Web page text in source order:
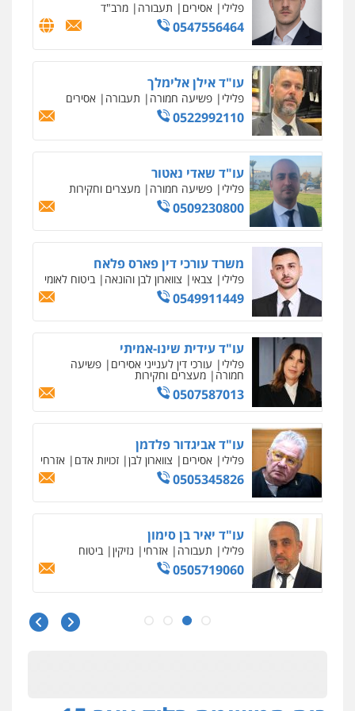
פלילי אסירים תעבורה מרב"ד
0547556464
עו"ד אילן אלימלך
פלילי פשיעה חמורה תעבורה אסירים
0522992110
עו"ד שאדי נאטור
פלילי פשיעה חמורה מעצרים וחקירות
0509230800
משרד עורכי דין פארס פלאח
פלילי צבאי צווארון לבן והונאה ביטוח לאומי
0549911449
עו"ד עידית שינו-אמיתי
פלילי עורכי דין לענייני אסירים פשיעה
חמורה מעצרים וחקירות
0507587013
עו"ד אביגדור פלדמן
פלילי אסירים צווארון לבן זכויות אדם אזרחי
0505345826
עו"ד יאיר בן סימון
פלילי תעבורה אזרחי נזיקין ביטוח
0505719060
עו"ד נס בן נתן